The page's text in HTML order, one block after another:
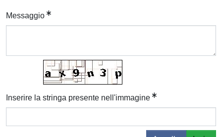
Messaggio
Inserire la stringa presente nell'immagine